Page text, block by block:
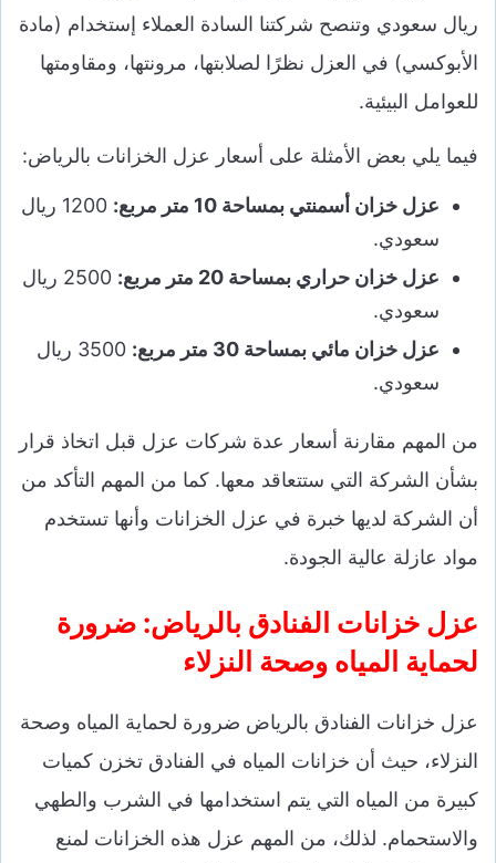
ريال سعودي وتنصح شركتنا السادة العملاء إستخدام (مادة
الأبوكسي) في العزل نظرًا لصلابتها، مرونتها، ومقاومتها
للعوامل البيئية.
فيما يلي بعض الأمثلة على أسعار عزل الخزانات بالرياض:
عزل خزان أسمنتي بمساحة 10 متر مربع:
1200 ريال
سعودي.
عزل خزان حراري بمساحة 20 متر مربع:
2500 ريال
سعودي.
عزل خزان مائي بمساحة 30 متر مربع:
3500 ريال
سعودي.
من المهم مقارنة أسعار عدة شركات عزل قبل اتخاذ قرار
بشأن الشركة التي ستتعاقد معها. كما من المهم التأكد من
أن الشركة لديها خبرة في عزل الخزانات وأنها تستخدم
مواد عازلة عالية الجودة.
عزل خزانات الفنادق بالرياض: ضرورة
لحماية المياه وصحة النزلاء
عزل خزانات الفنادق بالرياض ضرورة لحماية المياه وصحة
النزلاء، حيث أن خزانات المياه في الفنادق تخزن كميات
كبيرة من المياه التي يتم استخدامها في الشرب والطهي
والاستحمام. لذلك، من المهم عزل هذه الخزانات لمنع